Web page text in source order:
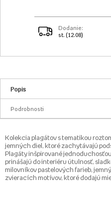
Dodanie:
st. (12.08)
Popis
Podrobnosti
Kolekcia plagátov s tematikou
jemných diel, ktoré zachytávajú
Plagáty inšpirované
prinášajú do interiéru útulnosť,
milovníkov pastelových farieb,
zvieracích motívov, ktoré dodajú